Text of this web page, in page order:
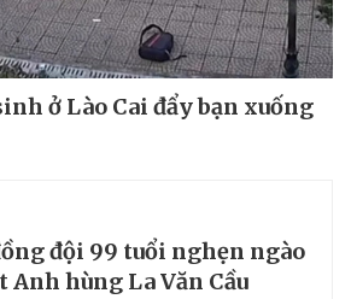
ở Lào Cai đẩy bạn xuống
đội 99 tuổi nghẹn ngào
Anh hùng La Văn Cầu